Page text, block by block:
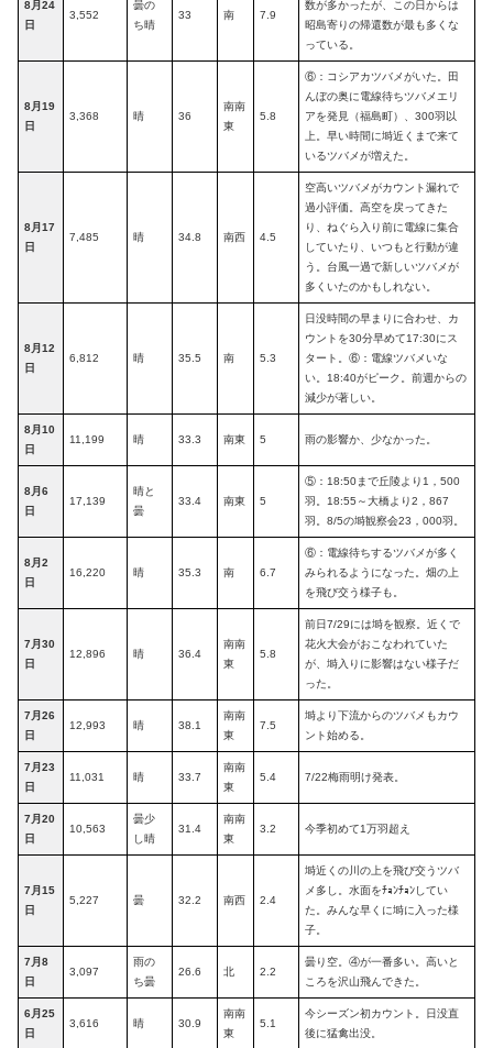
8月24
日
3,552
曇の
ち晴
33 南 7.9
数が多かったが、この日からは
昭島寄りの帰還数が最も多くな
っている。
8月19
日
3,368 晴 36
南南
東
5.8
⑥：コシアカツバメがいた。田
んぼの奥に電線待ちツバメエリ
アを発見（福島町）、300羽以
上。早い時間に塒近くまで来て
いるツバメが増えた。
8月17
日
7,485 晴 34.8 南西 4.5
空高いツバメがカウント漏れで
過小評価。高空を戻ってきた
り、ねぐら入り前に電線に集合
していたり、いつもと行動が違
う。台風一過で新しいツバメが
多くいたのかもしれない。
8月12
日
6,812 晴 35.5 南 5.3
日没時間の早まりに合わせ、カ
ウントを30分早めて17:30にス
タート。⑥：電線ツバメいな
い。18:40がピーク。前週からの
減少が著しい。
8月10
日
11,199 晴 33.3 南東 5 雨の影響か、少なかった。
8月6
日
17,139
晴と
曇
33.4 南東 5
⑤：18:50まで丘陵より1，500
羽。18:55～大橋より2，867
羽。8/5の塒観察会23，000羽。
8月2
日
16,220 晴 35.3 南 6.7
⑥：電線待ちするツバメが多く
みられるようになった。畑の上
を飛び交う様子も。
7月30
日
12,896 晴 36.4
南南
東
5.8
前日7/29には塒を観察。近くで
花火大会がおこなわれていた
が、塒入りに影響はない様子だ
った。
7月26
日
12,993 晴 38.1
南南
東
7.5
塒より下流からのツバメもカウ
ント始める。
7月23
日
11,031 晴 33.7
南南
東
5.4 7/22梅雨明け発表。
7月20
日
10,563
曇少
し晴
31.4
南南
東
3.2 今季初めて1万羽超え
7月15
日
5,227 曇 32.2 南西 2.4
塒近くの川の上を飛び交うツバ
メ多し。水面をﾁｮﾝﾁｮﾝしてい
た。みんな早くに塒に入った様
子。
7月8
日
3,097
雨の
ち曇
26.6 北 2.2
曇り空。④が一番多い。高いと
ころを沢山飛んできた。
6月25
日
3,616 晴 30.9
南南
東
5.1
今シーズン初カウント。日没直
後に猛禽出没。